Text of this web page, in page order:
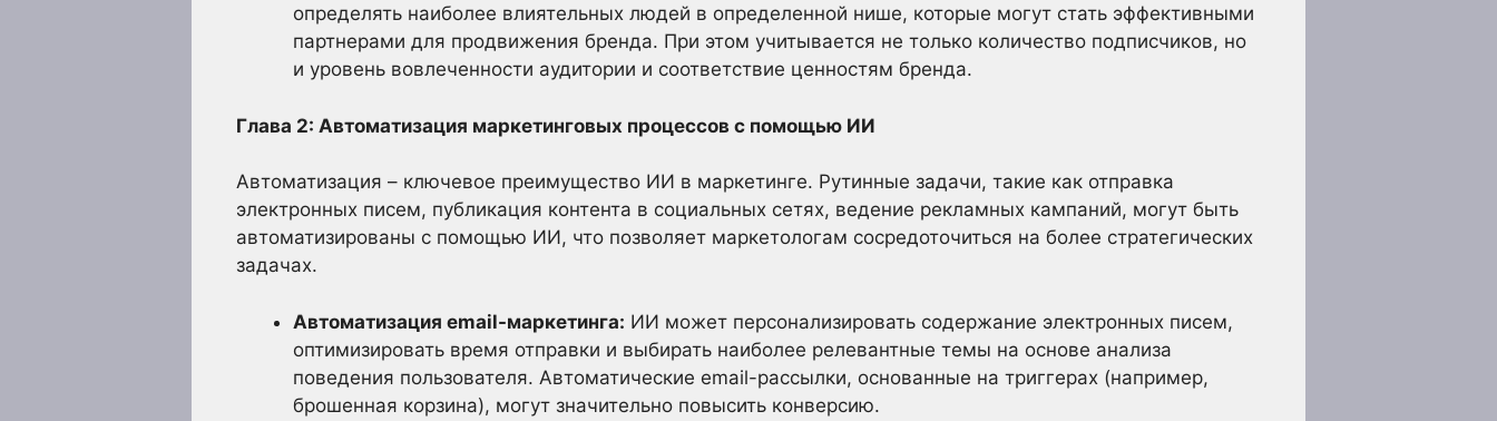
определять наиболее влиятельных людей в определенной нише, которые могут стать эффективными
партнерами для продвижения бренда. При этом учитывается не только количество подписчиков, но
и уровень вовлеченности аудитории и соответствие ценностям бренда.
Глава 2: Автоматизация маркетинговых процессов с помощью ИИ
Автоматизация – ключевое преимущество ИИ в маркетинге. Рутинные задачи, такие как отправка
электронных писем, публикация контента в социальных сетях, ведение рекламных кампаний, могут быть
автоматизированы с помощью ИИ, что позволяет маркетологам сосредоточиться на более стратегических
задачах.
Автоматизация email-маркетинга: ИИ может персонализировать содержание электронных писем,
оптимизировать время отправки и выбирать наиболее релевантные темы на основе анализа
поведения пользователя. Автоматические email-рассылки, основанные на триггерах (например,
брошенная корзина), могут значительно повысить конверсию.